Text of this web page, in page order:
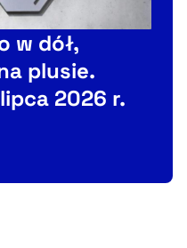
w dół,
plusie.
2026 r.